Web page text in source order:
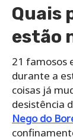
Quais
estão
21 famosos
durante a
coisas já
desistência
Nego do